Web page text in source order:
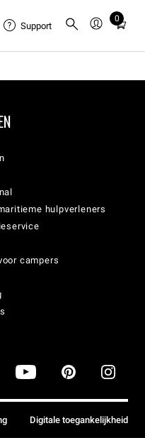
Support
0
Total
cart:
hulpverleners
campers
Digitale toegankelijkheid